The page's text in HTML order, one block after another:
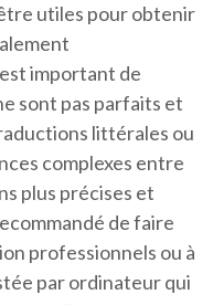
utiles pour obtenir
important de
sont pas parfaits et
littérales ou
complexes entre
plus précises et
de faire
professionnels ou à
par ordinateur qui